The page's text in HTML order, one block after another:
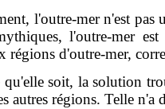
l'outre-mer n'est pas
l'outre-mer
d'outre-mer,
qu'elle soit, la solution
autres régions. Telle n'a